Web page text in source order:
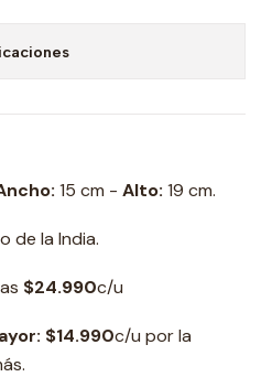
15 cm - Alto: 19 cm.
de la India.
$24.990c/u
$14.990c/u por la